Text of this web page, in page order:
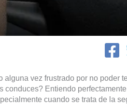
alguna vez frustrado por no poder
conduces? Entiendo
cuando se trata de la